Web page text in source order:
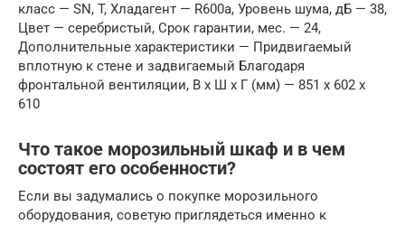
класс — SN, T, Хладагент — R600a, Уровень шума, дБ — 38,
Цвет — серебристый, Срок гарантии, мес. — 24,
Дополнительные характеристики — Придвигаемый
вплотную к стене и задвигаемый Благодаря
фронтальной вентиляции, В x Ш x Г (мм) — 851 x 602 x
610
Что такое морозильный шкаф и в чем
состоят его особенности?
Если вы задумались о покупке морозильного
оборудования, советую приглядеться именно к